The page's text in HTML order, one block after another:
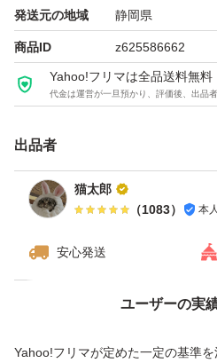
液漏れ防止の為、開封口にテ
れて発送します。
上記ご了承いただける方のみ
よろしくお願いします。
発送元の地域 静岡県
商品ID z625586662
Yahoo!フリマは全品送料無料
代金は運営が一旦預かり、評価後、出品
出品者
猫太郎
（1083） 本
安心発送
ユーザーの実
Yahoo!フリマが定めた一定の基準
価格の相談